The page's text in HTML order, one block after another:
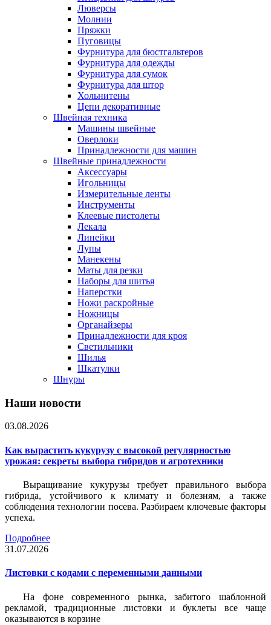
Люверсы
Молнии
Пряжки
Пуговицы
Фурнитура для бюстгальтеров
Фурнитура для одежды
Фурнитура для сумок
Фурнитура для штор
Хольнитены
Цепи декоративные
Швейная техника
Машины швейные
Оверлоки
Принадлежности для машин
Швейные принадлежности
Аксессуары
Игольницы
Измерительные ленты
Инструменты
Клеевые пистолеты
Лекала
Линейки
Лупы
Манекены
Маты для резки
Наборы для шитья
Наперстки
Ножи раскройные
Ножницы
Органайзеры
Принадлежности для кроя
Светильники
Шилья
Шкатулки
Шнуры
Наши новости
03.08.2026
Как вырастить кукурузу с высокой регулярностью
урожая: секреты выбора гибридов и агротехники
Выращивание кукурузы требует правильного выбора
гибрида, устойчивого к климату и болезням, а также
соблюдения технологии посева. Разбираем ключевые факторы
успеха.
Подробнее
31.07.2026
Листовки c кодами с переменными данными
На фоне современного рынка, забитого шаблонной
рекламой, традиционные листовки и буклеты все чаще
оказываются в корзине